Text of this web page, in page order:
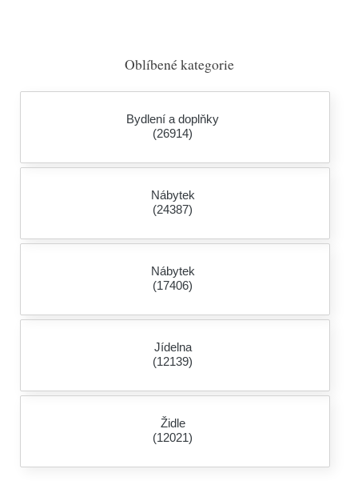
Oblíbené kategorie
Bydlení a doplňky
(26914)
Nábytek
(24387)
Nábytek
(17406)
Jídelna
(12139)
Židle
(12021)